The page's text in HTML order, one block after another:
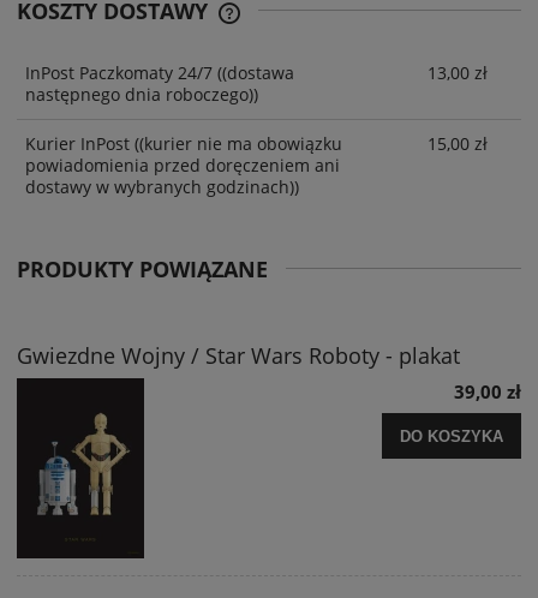
KOSZTY DOSTAWY
InPost Paczkomaty 24/7 ((dostawa
następnego dnia roboczego))
13,00 zł
Kurier InPost ((kurier nie ma obowiązku
powiadomienia przed doręczeniem ani
dostawy w wybranych godzinach))
15,00 zł
PRODUKTY POWIĄZANE
Gwiezdne Wojny / Star Wars Roboty - plakat
39,00 zł
DO KOSZYKA